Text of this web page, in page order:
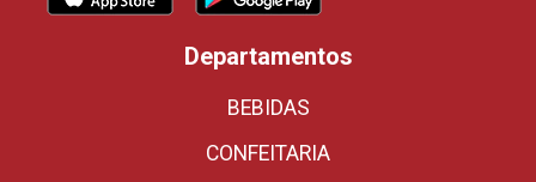
Departamentos
BEBIDAS
CONFEITARIA